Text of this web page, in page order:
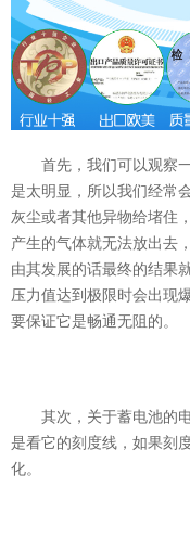
首先，我们可以观察一
是太明显，所以我们经常
灰尘或者其他异物给堵住
产生的气体就无法放出去
由其发展的话最终的结果
压力值达到极限时会出现
要保证它是畅通无阻的。
其次，关于蓄电池的电
是看它的刻度线，如果刻
化。